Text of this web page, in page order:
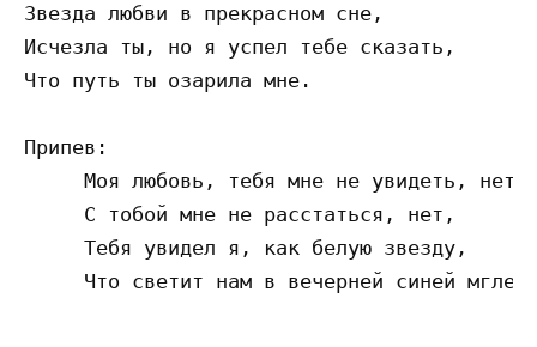
Звезда любви в прекрасном сне,
Исчезла ты, но я успел тебе сказать,
Что путь ты озарила мне.
Припев:
     Моя любовь, тебя мне не увидеть, нет,
     С тобой мне не расстаться, нет,
     Тебя увидел я, как белую звезду,